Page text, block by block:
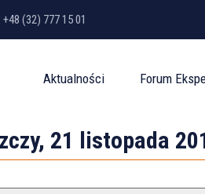
(32) 777 15 01
Aktualności Forum
21 listopada